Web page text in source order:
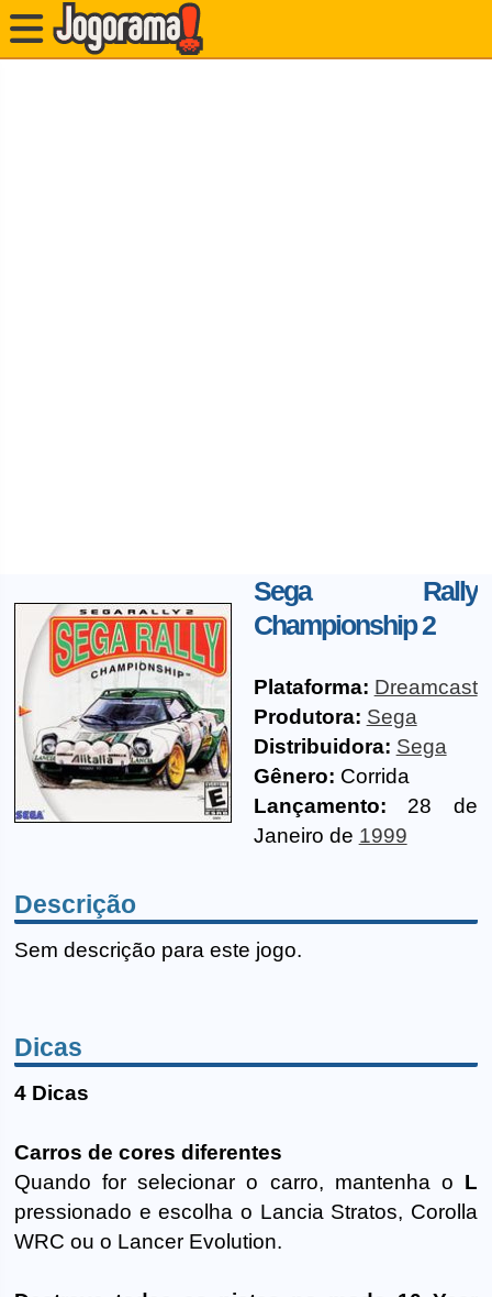
Sega Rally
Championship 2
Plataforma: Dreamcast
Produtora: Sega
Distribuidora: Sega
Gênero: Corrida
Lançamento: 28 de
Janeiro de 1999
Descrição
Sem descrição para este jogo.
Dicas
4 Dicas
Carros de cores diferentes
Quando for selecionar o carro, mantenha o L
pressionado e escolha o Lancia Stratos, Corolla
WRC ou o Lancer Evolution.